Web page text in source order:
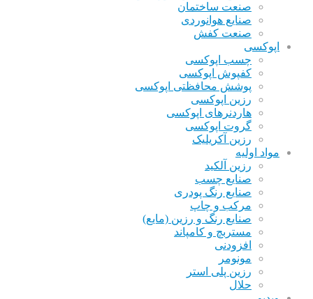
صنعت ساختمان
صنایع هوانوردی
صنعت کفش
اپوکسی
چسب اپوکسی
کفپوش اپوکسی
پوشش محافظتی اپوکسی
رزین اپوکسی
هاردنرهای اپوکسی
گروت اپوکسی
رزین آکریلیک
مواد اولیه
رزین آلکید
صنایع چسب
صنایع رنگ پودری
مرکب و چاپ
صنایع رنگ و رزین (مایع)
مستربچ و کامپاند
افزودنی
مونومر
رزین پلی استر
حلال